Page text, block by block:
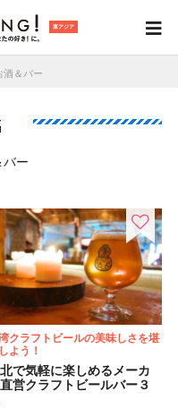
東アジア
＆バー
バー
クラフトビールの美味しさを堪
よう！
で気軽に楽しめるメーカ
営クラフトビールバー３